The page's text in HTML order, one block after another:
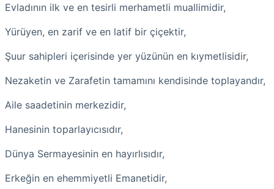
Evladının ilk ve en tesirli merhametli muallimidir,
Yürüyen, en zarif ve en latif bir çiçektir,
Şuur sahipleri içerisinde yer yüzünün en kıymetlisidir,
Nezaketin ve Zarafetin tamamını kendisinde toplayandır,
Aile saadetinin merkezidir,
Hanesinin toparlayıcısıdır,
Dünya Sermayesinin en hayırlısıdır,
Erkeğin en ehemmiyetli Emanetidir,